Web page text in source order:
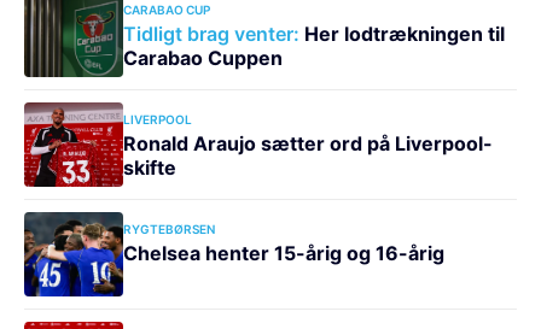
CARABAO CUP
Tidligt brag venter: Her lodtrækningen til
Carabao Cuppen
LIVERPOOL
Ronald Araujo sætter ord på Liverpool-
skifte
RYGTEBØRSEN
Chelsea henter 15-årig og 16-årig